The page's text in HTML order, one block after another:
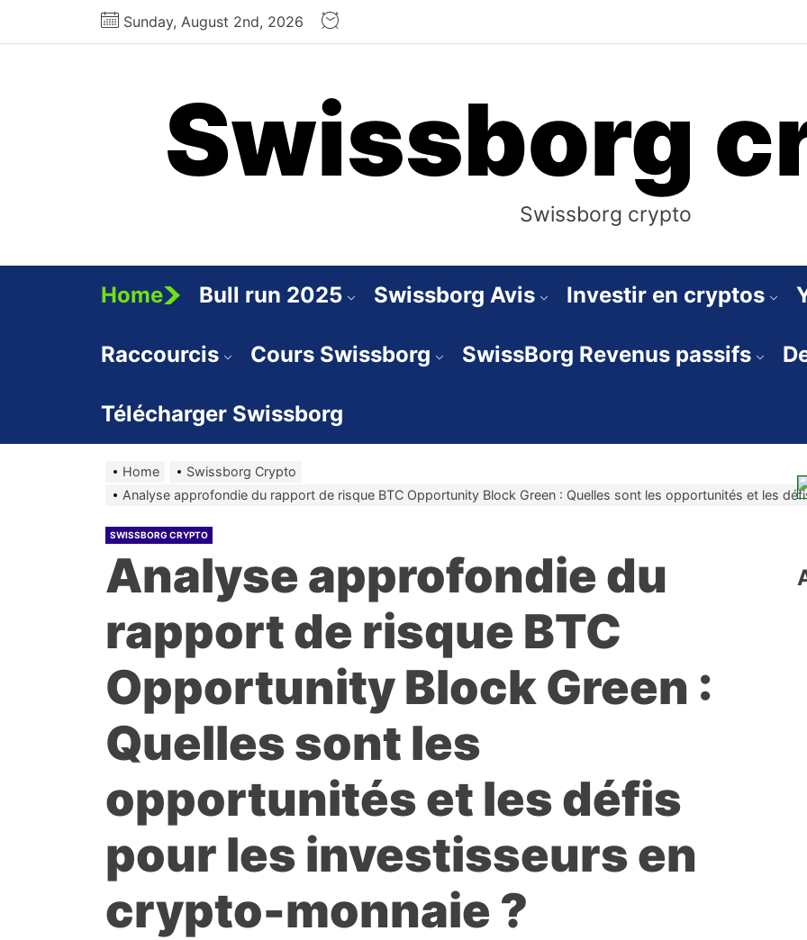
Sunday, August 2nd, 2026
Swissborg
Swissborg crypto
Home Bull run 2025 Swissborg Avis Investir en cryptos
Raccourcis Cours Swissborg SwissBorg Revenus passifs
Télécharger Swissborg
Home
Swissborg Crypto
Analyse approfondie du rapport de risque BTC Opportunity Block Green : Quelles sont les opportunités et les
SWISSBORG CRYPTO
Analyse approfondie du
rapport de risque BTC
Opportunity Block Green :
Quelles sont les
opportunités et les défis
pour les investisseurs en
crypto-monnaie ?